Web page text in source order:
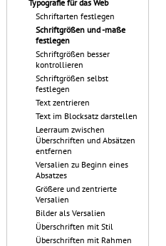
Typografie für das Web
Schriftarten festlegen
Schriftgrößen und -maße
festlegen
Schriftgrößen besser
kontrollieren
Schriftgrößen selbst
festlegen
Text zentrieren
Text im Blocksatz darstellen
Leerraum zwischen
Überschriften und Absätzen
entfernen
Versalien zu Beginn eines
Absatzes
Größere und zentrierte
Versalien
Bilder als Versalien
Überschriften mit Stil
Überschriften mit Rahmen